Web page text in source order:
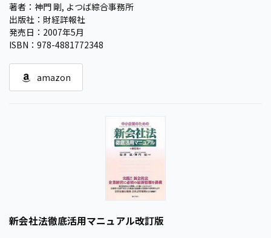
著者：神門 剛, よつば綜合事務所
出版社：財経詳報社
発売日：2007年5月
ISBN：978-4881772348
amazon
新会社法徹底活用マニュアル改訂版